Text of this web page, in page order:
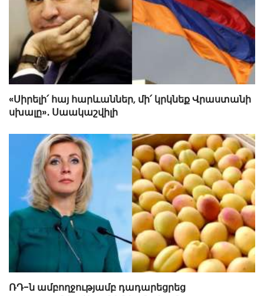
«Սիրելի՛ հայ հարևաններ, մի՛ կրկնեք Վրաստանի
սխալը»․ Սաակաշվիլի
ՌԴ-ն ամբողջությամբ դադարեցրեց